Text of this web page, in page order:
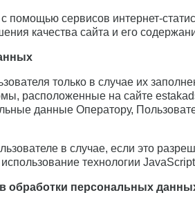
сервисов интернет-
качества сайта и его
только в случае их
расположенные на сайте
данные Оператору,
в случае, если это
технологии
обработки персональных